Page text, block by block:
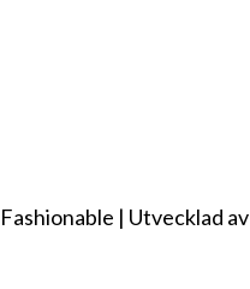
Fashionable | Utvecklad av